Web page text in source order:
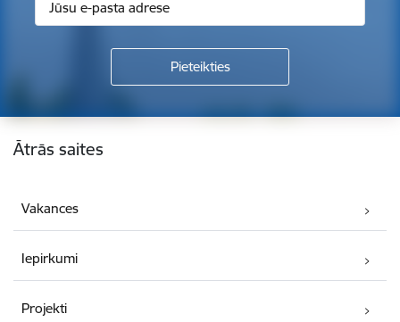
Kājene
Ātrās saites
Vakances
Iepirkumi
Projekti